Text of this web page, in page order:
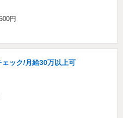
円
ック/月給30万以上可